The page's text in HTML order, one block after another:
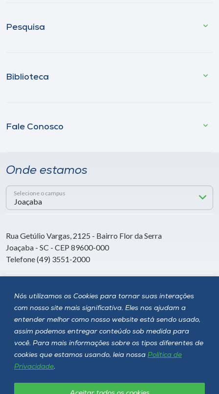
Nós utilizamos os Cookies para tornar suas interações
com nosso site mais significativa. Eles nos ajudam a
entender melhor como nosso website está sendo usado,
assim podemos entregar conteúdo sob medida para
você. Para mais informações sobre os tipos diferentes de
cookies que estamos usando, leia nossa Política de
Privacidade.
Pesquisa
Biblioteca
Fale Conosco
Onde estamos
Selecione o campus
Rua Getúlio Vargas, 2125 - Bairro Flor da Serra
Joaçaba - SC - CEP 89600-000
Telefone (49) 3551-2000
Siga a Unoesc